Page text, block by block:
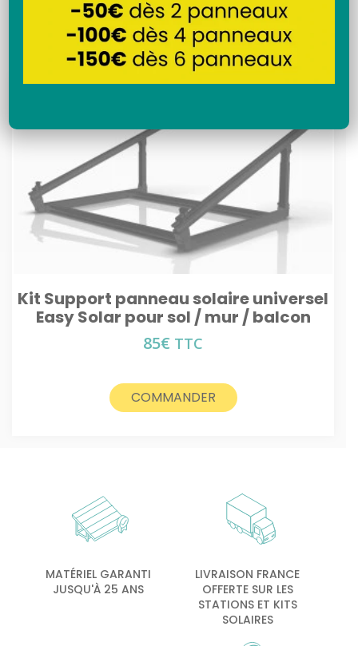
Recherche
Kit Support panneau solaire universel
Easy Solar pour sol / mur / balcon
85€ TTC
COMMANDER
MATÉRIEL GARANTI
JUSQU'À 25 ANS
LIVRAISON FRANCE
OFFERTE SUR LES
STATIONS ET KITS
SOLAIRES